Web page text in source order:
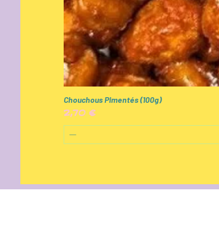
Chouchous Pimentés (100g)
Prix
2,70 €